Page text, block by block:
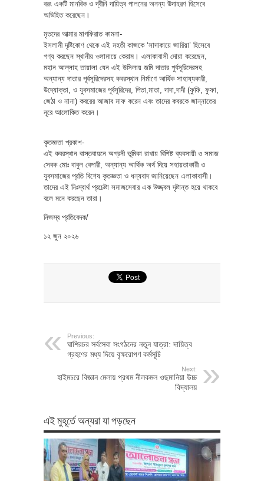
বরং একটি মানবিক ও দ্বীনি দায়িত্ব পালনের অনন্য উদাহরণ হিসেবে
অভিহিত করেছেন।
মৃতদের আত্মার মাগফিরাত কামনা-
ইসলামী দৃষ্টিকোণ থেকে এই মহতী কাজকে ‘সাদাকায়ে জারিয়া’ হিসেবে
গণ্য করছেন স্থানীয় ওলামায়ে কেরাম। এলাকাবাসী দোয়া করেছেন,
মহান আল্লাহ তায়ালা যেন এই উসিলায় জমি দাতার পুর্বসূরিদেরসহ
অন্যান্য দাতার পূর্বসূরিদেরসহ কবরস্থান নির্মাণে আর্থিক সাহায্যকারী,
উদ্যোক্তা, ও যুবসমাজের পূর্বসূরিদের, পিতা,মাতা, দাদা,দাদী (ফুফি, ফুফা,
জেঠা ও নানা) কবরের আজাব মাফ করেন এবং তাদের কবরকে জান্নাতের
নূরে আলোকিত করেন।
কৃতজ্ঞতা প্রকাশ-
এই কবরস্থান বাস্তবায়নে অগ্রনী ভূমিকা রাখায় বিশিষ্ট ব্যবসায়ী ও সমাজ
সেবক মোঃ বাবুল বেপারী, অন্যান্য আর্থিক অর্থ দিয়ে সহায়তাকারী ও
যুবসমাজের প্রতি বিশেষ কৃতজ্ঞতা ও ধন্যবাদ জানিয়েছেন এলাকাবাসী।
তাদের এই নিঃস্বার্থ প্রচেষ্টা সমাজসেবার এক উজ্জ্বল দৃষ্টান্ত হয়ে থাকবে
বলে মনে করছেন তারা।
নিজস্ব প্রতিবেদক/
১২ জুন ২০২৬
Previous:
ঘাশিরচর সর্বসেবা সংগঠনের নতুন যাত্রা: দায়িত্ব
গ্রহণের মধ্য দিয়ে বৃক্ষরোপণ কর্মসূচি
Next:
হাইমচরে বিজ্ঞান মেলায় প্রথম নীলকমল ওছমানিয়া উচ্চ
বিদ্যালয়
এই মুহূর্তে অন্যরা যা পড়ছেন